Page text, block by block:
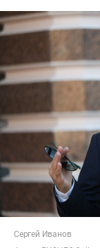
Сергей Иванов